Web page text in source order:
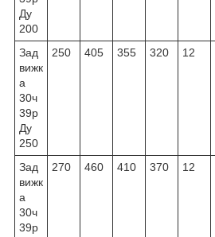
Ду
200
Зад
вижк
а
30ч
39р
Ду
250
250 405 355 320 12
Зад
вижк
а
30ч
39р
270 460 410 370 12